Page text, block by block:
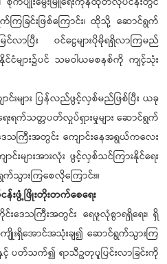
ကြခြင်းဖြစ်ကြောင်း၊ ထိုသို့ ဆောင်ရွက်
င်လာပြီး ဝင်ငွေများပိုမိုရရှိလာကြမည်
းနိုင်ငံများ၌ပင် သမဝါယမစနစ်ကို ကျင့်သုံး
များ ပြန်လည်ဖွင့်လှစ်မည်ဖြစ်ပြီး ယခု
းရက်သတ္တပတ်လှုပ်ရှားမှုများ ဆောင်ရွက်
ဒေသကြီးအတွင်း ကျောင်းနေအရွယ်ကလေး
ောင်းများအားလုံး ဖွင့်လှစ်သင်ကြားနိုင်ရေး
က်သွားကြစေလိုကြောင်း။
န်းဖွံ့ဖြိုးတိုးတက်စေရေး
ဒေသကြီးအတွင်း ရေဖူလုံစွာရရှိရေး၊ ရှိ
ျိုးရှိအောင်အသုံးချ၍ ဆောင်ရွက်သွားကြ
နှင့် ပတ်သက်၍ ရာသီဥတုပူပြင်းလာခြင်းကို